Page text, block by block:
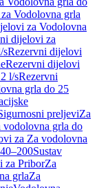
Vodolovna grla
za Vodolovna
dijelovi za
sRezervni dijelovi
Rezervni dijelovi
l/sRezervni
grla do 25
preljeviZa
grla do
za Za vodolovna
Sustav
za PriborZa
grlaZa